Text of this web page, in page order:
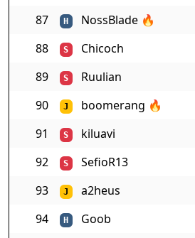
87
H NossBlade🔥
88
S Chicoch
89
S Ruulian
90
J boomerang 🔥
91
S kiluavi
92
S SefioR13
93
J a2heus
94
H Goob